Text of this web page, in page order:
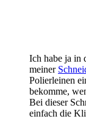
Ich habe ja in
meiner
Polierleinen
bekomme,
Bei dieser
einfach die